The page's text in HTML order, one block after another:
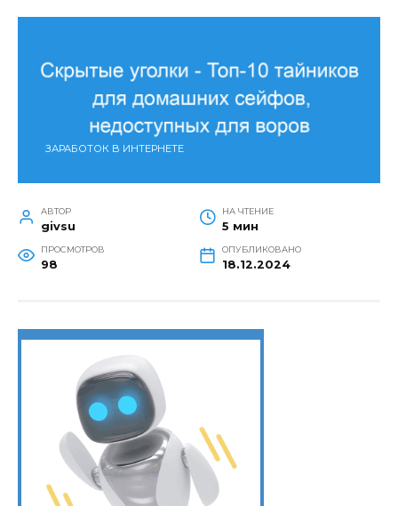
ЗАРАБОТОК В ИНТЕРНЕТЕ
АВТОР
givsu
НА ЧТЕНИЕ
5 мин
ПРОСМОТРОВ
98
ОПУБЛИКОВАНО
18.12.2024